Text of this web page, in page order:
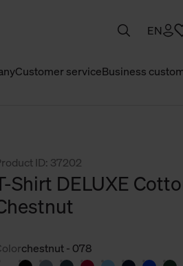
Customer serviceBusiness
EN
ID: 37202
Shirt DELUXE
chestnut - 078